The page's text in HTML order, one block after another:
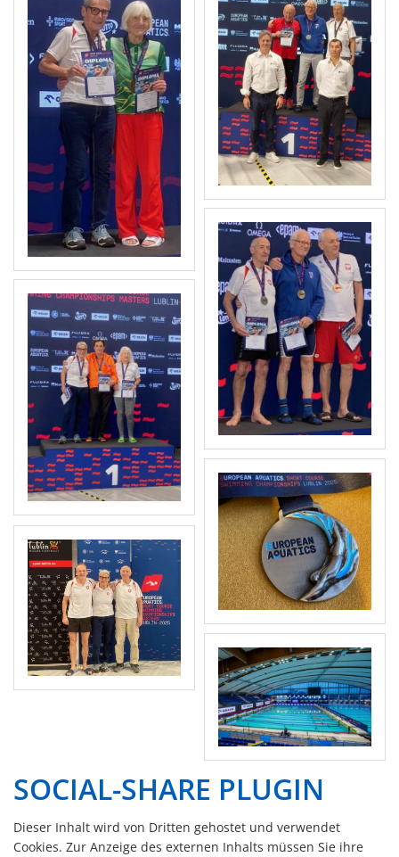
SOCIAL-SHARE PLUGIN
Dieser Inhalt wird von Dritten gehostet und verwendet
Cookies. Zur Anzeige des externen Inhalts müssen Sie ihre